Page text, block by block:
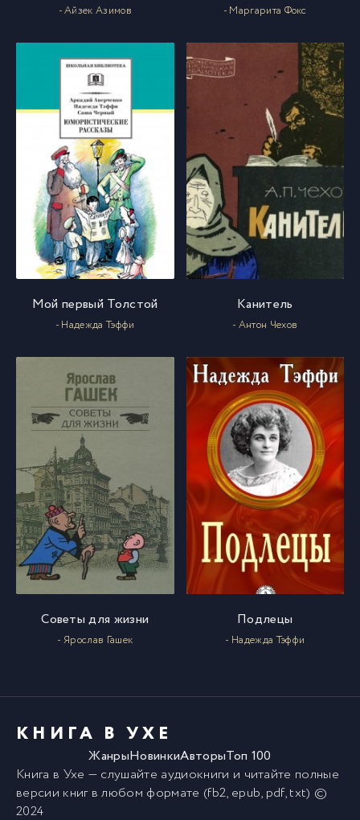
- Айзек Азимов - Маргарита Фокс
Мой первый Толстой
- Надежда Тэффи
Канитель
- Антон Чехов
Советы для жизни
- Ярослав Гашек
Подлецы
- Надежда Тэффи
КНИГА В УХЕ
ЖанрыНовинкиАвторыТоп 100
Книга в Ухе — слушайте аудиокниги и читайте полные
версии книгв любом формате (fb2, epub, pdf, txt) ©
2024